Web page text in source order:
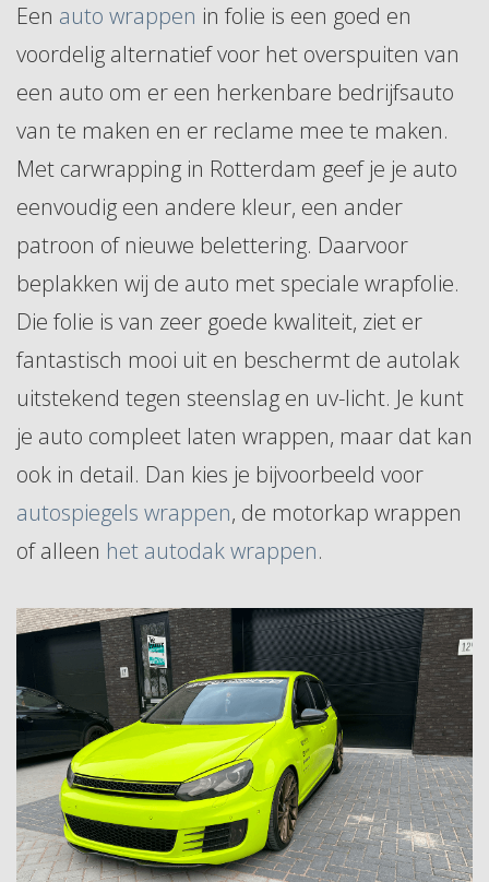
Een auto wrappen in folie is een goed en
voordelig alternatief voor het overspuiten van
een auto om er een herkenbare bedrijfsauto
van te maken en er reclame mee te maken.
Met carwrapping in Rotterdam geef je je auto
eenvoudig een andere kleur, een ander
patroon of nieuwe belettering. Daarvoor
beplakken wij de auto met speciale wrapfolie.
Die folie is van zeer goede kwaliteit, ziet er
fantastisch mooi uit en beschermt de autolak
uitstekend tegen steenslag en uv-licht. Je kunt
je auto compleet laten wrappen, maar dat kan
ook in detail. Dan kies je bijvoorbeeld voor
autospiegels wrappen, de motorkap wrappen
of alleen het autodak wrappen.